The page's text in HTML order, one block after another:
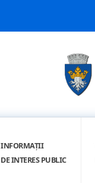
INFORMAȚII
DE INTERES PUBLIC